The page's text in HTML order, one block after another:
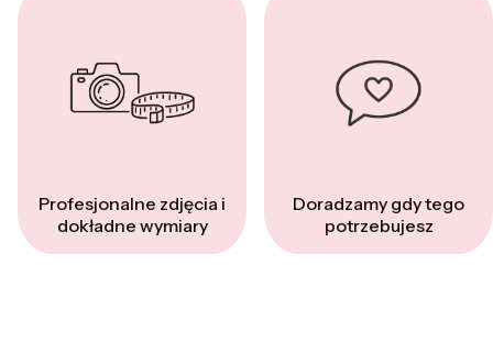
Profesjonalne zdjęcia i
dokładne wymiary
Doradzamy gdy tego
potrzebujesz